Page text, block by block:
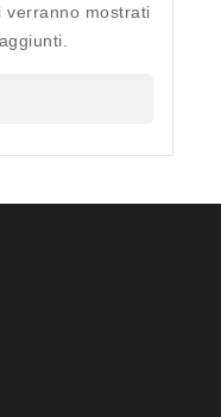
verranno mostrati